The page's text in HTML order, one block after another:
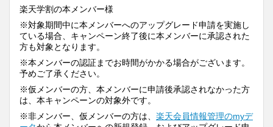
楽天学割の本メンバー様
※対象期間中に本メンバーへのアップグレード申請を実施し
ている場合、キャンペーン終了後に本メンバーに承認された
方も対象となります。
※本メンバーの認証までお時間がかかる場合がございます。
予めご了承ください。
※仮メンバーの方、本メンバーに申請後承認されなかった方
は、本キャンペーンの対象外です。
※非メンバー、仮メンバーの方は、 楽天会員情報管理のmyデ